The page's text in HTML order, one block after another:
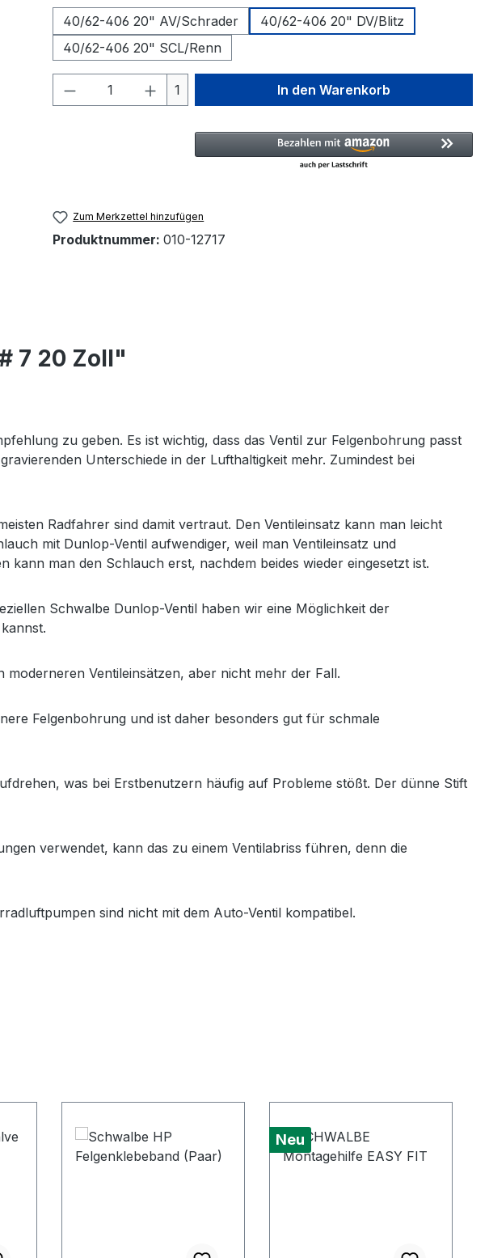
40/62-406 20" AV/Schrader
40/62-406 20" DV/Blitz
40/62-406 20" SCL/Renn
Produkt Anzahl: Gib den gewünschten Wert
1 In den Warenkorb
Zum Merkzettel hinzufügen
Produktnummer: 010-12717
7 20 Zoll"
zu geben. Es ist wichtig, dass das Ventil zur Felgenbohrung passt
Unterschiede in der Lufthaltigkeit mehr. Zumindest bei
Radfahrer sind damit vertraut. Den Ventileinsatz kann man leicht
mit Dunlop-Ventil aufwendiger, weil man Ventileinsatz und
man den Schlauch erst, nachdem beides wieder eingesetzt ist.
Schwalbe Dunlop-Ventil haben wir eine Möglichkeit der
Ventileinsätzen, aber nicht mehr der Fall.
Felgenbohrung und ist daher besonders gut für schmale
was bei Erstbenutzern häufig auf Probleme stößt. Der dünne Stift
verwendet, kann das zu einem Ventilabriss führen, denn die
sind nicht mit dem Auto-Ventil kompatibel.
Neu